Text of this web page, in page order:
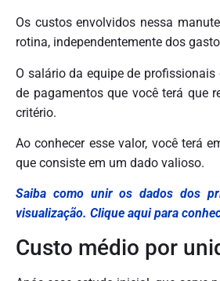
Os custos envolvidos nessa
rotina, independentemente dos
O salário da equipe de
de pagamentos que você terá que
critério.
Ao conhecer esse valor, você terá
que consiste em um dado valioso.
Saiba como unir os dados dos
visualização. Clique aqui para
Custo médio por